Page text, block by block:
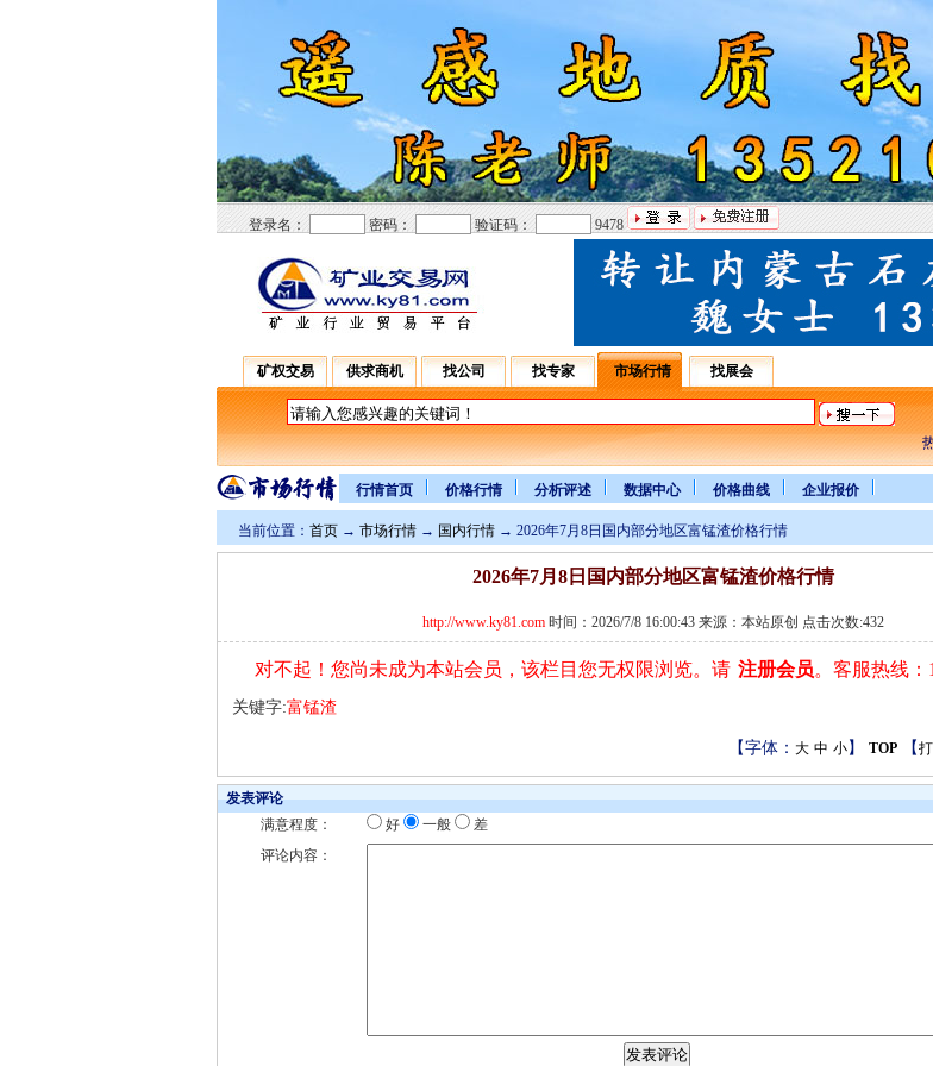
登录名： 密码： 验证码： 9478
矿权交易 供求商机 找公司 找专家 市场行情 找展会
行情首页 价格行情 分析评述 数据中心 价格曲线 企业报价
当前位置： 首页 → 市场行情 → 国内行情 → 2026年7月8日国内部分地区富锰渣价格行情
2026年7月8日国内部分地区富锰渣价格行情
http://www.ky81.com时间：2026/7/8 16:00:43 来源：本站原创 点击次数:432
对不起！您尚未成为本站会员，该栏目您无权限浏览。请 注册会员。客服热线：
关键字:富锰渣
【字体： 大 中 小】 TOP 【
发表评论
满意程度：
好 一般
差
评论内容：